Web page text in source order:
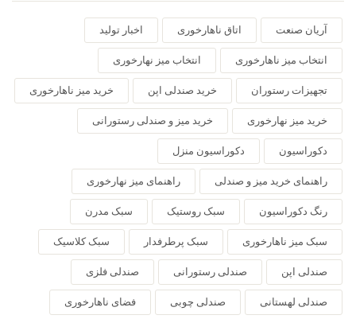
آریان صنعت اتاق ناهارخوری اخبار تولید
انتخاب میز ناهارخوری انتخاب میز نهارخوری
تجهیزات رستوران خرید صندلی اپن خرید میز ناهارخوری
خرید میز نهارخوری خرید میز و صندلی رستورانی
دکوراسیون دکوراسیون منزل
راهنمای خرید میز و صندلی راهنمای میز نهارخوری
رنگ دکوراسیون سبک روستیک سبک مدرن
سبک میز ناهارخوری سبک پرطرفدار سبک کلاسیک
صندلی اپن صندلی رستورانی صندلی فلزی
صندلی لهستانی صندلی چوبی فضای ناهارخوری